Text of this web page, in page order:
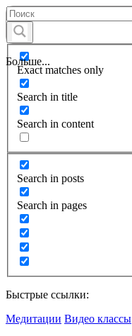
Больше...
Exact matches only
Search in title
Search in content
Search in posts
Search in pages
Быстрые ссылки:
Медитации Видео классы